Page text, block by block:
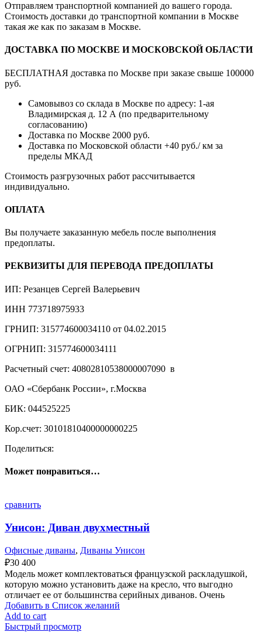
Отправляем транспортной компанией до вашего города.
Стоимость доставки до транспортной компании в Москве
такая же как по заказам в Москве.
ДОСТАВКА ПО МОСКВЕ И МОСКОВСКОЙ ОБЛАСТИ
БЕСПЛАТНАЯ доставка по Москве при заказе свыше 100000
руб.
Самовывоз со склада в Москве по адресу: 1-ая
Владимирская д. 12 А (по предварительному
согласованию)
Доставка по Москве 2000 руб.
Доставка по Московской области +40 руб./ км за
пределы МКАД
Стоимость разгрузочных работ рассчитывается
индивидуально.
ОПЛАТА
Вы получаете заказанную мебель после выполнения
предоплаты.
РЕКВИЗИТЫ ДЛЯ ПЕРЕВОДА ПРЕДОПЛАТЫ
ИП: Резанцев Сергей Валерьевич
ИНН 773718975933
ГРНИП: 315774600034110 от 04.02.2015
ОГРНИП: 315774600034111
Расчетный счет: 40802810538000007090 в
ОАО «Сбербанк России», г.Москва
БИК: 044525225
Кор.счет: 30101810400000000225
Поделиться:
Может понравиться…
сравнить
Унисон: Диван двухместный
Офисные диваны, Диваны Унисон
₽30 400
Модель может комплектоваться французской раскладушкой,
которую можно установить даже на кресло, что выгодно
отличает ее от большинства серийных диванов. Очень
Добавить в Список желаний
Add to cart
Быстрый просмотр